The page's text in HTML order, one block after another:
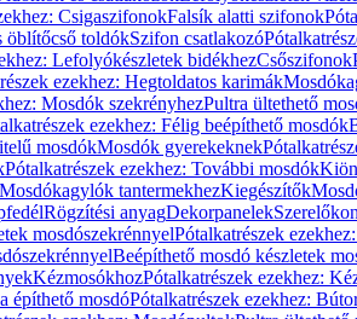
CsigaszifonokFalsík alatti szifonok
öblítőcső toldókSzifon csatlakozó
Lefolyókészletek bidékhezCsőszifonok
ezekhez: Hegtoldatos karimák
Mosdók szekrényhezPultra ültethető
ezekhez: Félig beépíthető mosdók
mosdókMosdók gyerekeknek
Pótalkatrészek ezekhez: További mosdók
Mosdókagylók tantermekhezKiegészítők
Rögzítési anyagDekorpanelek
mosdószekrénnyelPótalkatrészek
Beépíthető mosdó készletek
KézmosókhozPótalkatrészek ezekhez:
építhető mosdóPótalkatrészek ezekhez: